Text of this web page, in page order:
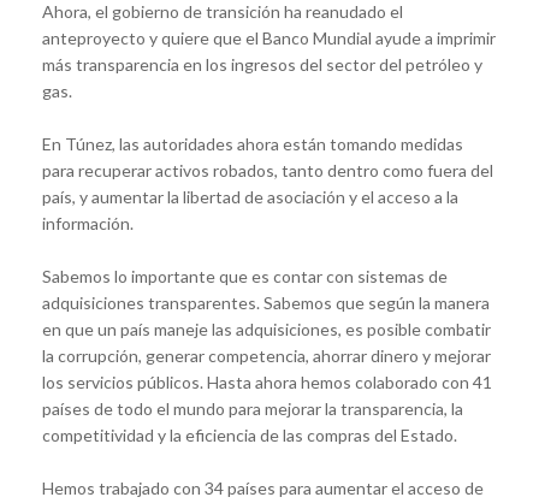
Ahora, el gobierno de transición ha reanudado el
anteproyecto y quiere que el Banco Mundial ayude a imprimir
más transparencia en los ingresos del sector del petróleo y
gas.
En Túnez, las autoridades ahora están tomando medidas
para recuperar activos robados, tanto dentro como fuera del
país, y aumentar la libertad de asociación y el acceso a la
información.
Sabemos lo importante que es contar con sistemas de
adquisiciones transparentes. Sabemos que según la manera
en que un país maneje las adquisiciones, es posible combatir
la corrupción, generar competencia, ahorrar dinero y mejorar
los servicios públicos. Hasta ahora hemos colaborado con 41
países de todo el mundo para mejorar la transparencia, la
competitividad y la eficiencia de las compras del Estado.
Hemos trabajado con 34 países para aumentar el acceso de